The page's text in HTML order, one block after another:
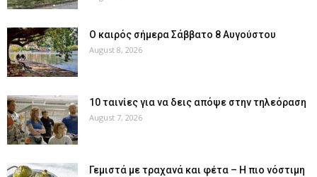
Ο καιρός σήμερα Σάββατο 8 Αυγούστου
August 8, 2026
10 ταινίες για να δεις απόψε στην τηλεόραση
August 7, 2026
Γεμιστά με τραχανά και φέτα – Η πιο νόστιμη